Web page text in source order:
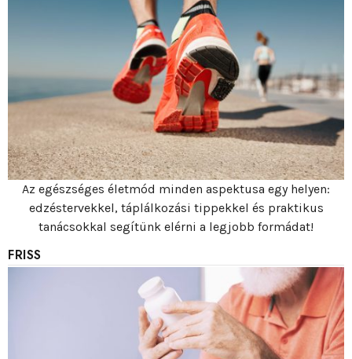
Az egészséges életmód minden aspektusa egy helyen:
edzéstervekkel, táplálkozási tippekkel és praktikus
tanácsokkal segítünk elérni a legjobb formádat!
FRISS